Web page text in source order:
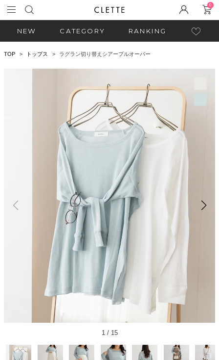
0
NEW CATEGORY RANKING
TOP トップス ラグラン切り替えシアープルオーバー
1/ 15